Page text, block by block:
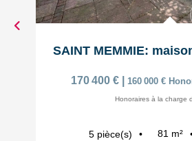
170 400 € 160 000 €
Honoraires à la charge
5 pièce(s) 81 m²